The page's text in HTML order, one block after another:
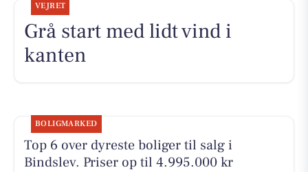
VEJRET
Grå start med lidt vind i
kanten
BOLIGMARKED
Top 6 over dyreste boliger til salg i
Bindslev. Priser op til 4.995.000 kr